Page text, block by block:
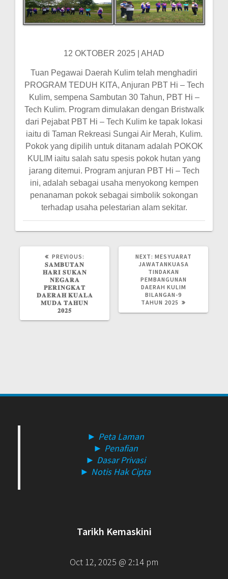
12 OKTOBER 2025 | AHAD
Tuan Pegawai Daerah Kulim telah menghadiri
PROGRAM TEDUH KITA, Anjuran PBT Hi – Tech
Kulim, sempena Sambutan 30 Tahun, PBT Hi –
Tech Kulim. Program dimulakan dengan Bristwalk
dari Pejabat PBT Hi – Tech Kulim ke tapak lokasi
iaitu di Taman Rekreasi Sungai Air Merah, Kulim.
Pokok yang dipilih untuk ditanam adalah POKOK
KULIM iaitu salah satu spesis pokok hutan yang
jarang ditemui. Program anjuran PBT Hi – Tech
ini, adalah sebagai usaha menyokong kempen
penanaman pokok sebagai simbolik sokongan
terhadap usaha pelestarian alam sekitar.
PREVIOUS:
𝐒𝐀𝐌𝐁𝐔𝐓𝐀𝐍
𝐇𝐀𝐑𝐈 𝐒𝐔𝐊𝐀𝐍
𝐍𝐄𝐆𝐀𝐑𝐀
𝐏𝐄𝐑𝐈𝐍𝐆𝐊𝐀𝐓
𝐃𝐀𝐄𝐑𝐀𝐇 𝐊𝐔𝐀𝐋𝐀
𝐌𝐔𝐃𝐀 𝐓𝐀𝐇𝐔𝐍
𝟐𝟎𝟐𝟓
NEXT: NEXT
POST:
MESYUARAT
JAWATANKUASA
TINDAKAN
PEMBANGUNAN
DAERAH KULIM
BILANGAN-9
TAHUN 2025
► Peta Laman
► Penafian
► Dasar Privasi
► Notis Hak Cipta
Tarikh Kemaskini
Oct 12, 2025 @ 2:14 pm